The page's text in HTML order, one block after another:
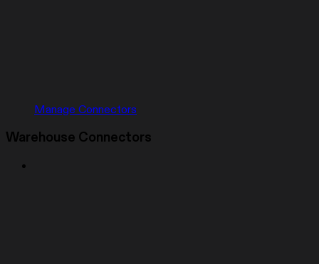
Manage Connectors
Warehouse Connectors